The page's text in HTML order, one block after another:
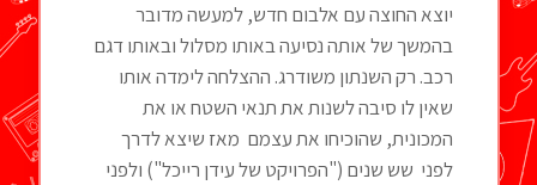
יוצא החוצה עם אלבום חדש, למעשה מדובר
בהמשך של אותה נסיעה באותו מסלול ובאותו דגם
רכב. רק השנתון משודרג. ההצלחה לימדה אותו
שאין לו סיבה לשנות את תנאי השטח או את
המכונית, שהוכיחו את עצמם מאז שיצא לדרך
לפני שש שנים ("הפרויקט של עידן רייכל") ולפני